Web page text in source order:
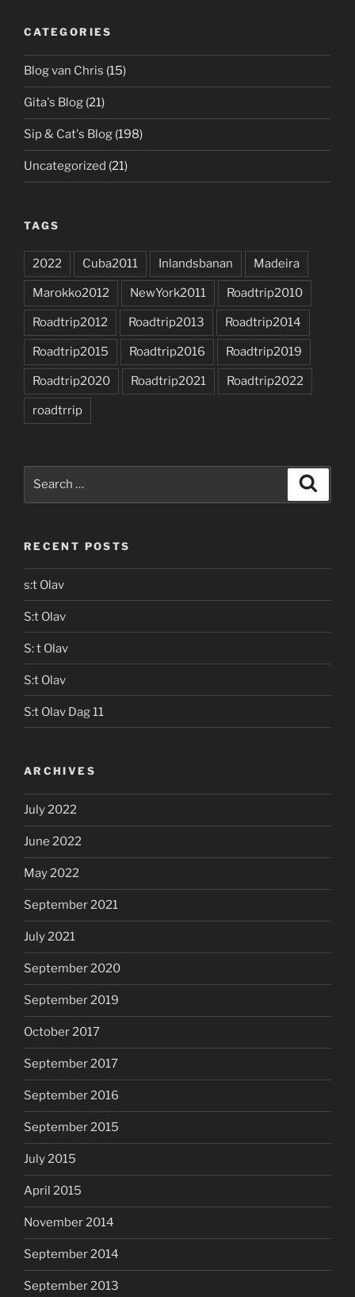
CATEGORIES
Blog van Chris (15)
Gita's Blog (21)
Sip & Cat's Blog (198)
Uncategorized (21)
TAGS
2022 Cuba2011 Inlandsbanan Madeira
Marokko2012 NewYork2011 Roadtrip2010
Roadtrip2012 Roadtrip2013 Roadtrip2014
Roadtrip2015 Roadtrip2016 Roadtrip2019
Roadtrip2020 Roadtrip2021 Roadtrip2022
roadtrrip
RECENT POSTS
s:t Olav
S:t Olav
S: t Olav
S:t Olav
S:t Olav Dag 11
ARCHIVES
July 2022
June 2022
May 2022
September 2021
July 2021
September 2020
September 2019
October 2017
September 2017
September 2016
September 2015
July 2015
April 2015
November 2014
September 2014
September 2013